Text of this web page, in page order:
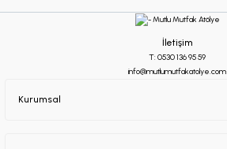
İletişim
T: 0530 136 95 59
info@mutlumutfakatolye.com
Kurumsal